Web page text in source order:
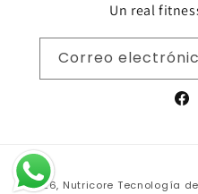
Un real
Correo
© 2026, Nutricore Tecnología